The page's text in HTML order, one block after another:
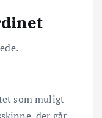
som muligt